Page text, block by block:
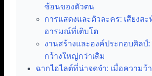
ซ้อนของตัวตน
การแสดงและตัวละคร: เสียงส
อารมณ์ที่เติบโต
งานสร้างและองค์ประกอบศิลป์
กว้างใหญ่กว่าเดิม
ฉากไฮไลต์ที่น่าจดจำ: เมื่อความว้